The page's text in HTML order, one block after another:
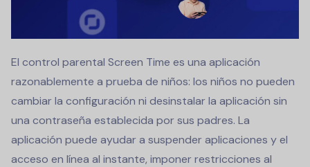
El control parental Screen Time es una aplicación
razonablemente a prueba de niños: los niños no pueden
cambiar la configuración ni desinstalar la aplicación sin
una contraseña establecida por sus padres. La
aplicación puede ayudar a suspender aplicaciones y el
acceso en línea al instante, imponer restricciones al